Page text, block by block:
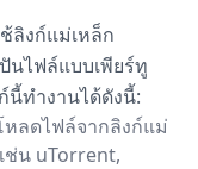
ลิงก์แม่เหล็ก
นไฟล์แบบเพียร์ทู
นี้ทำงานได้ดังนี้:
ลดไฟล์จากลิงก์แม่
ช่น uTorrent,